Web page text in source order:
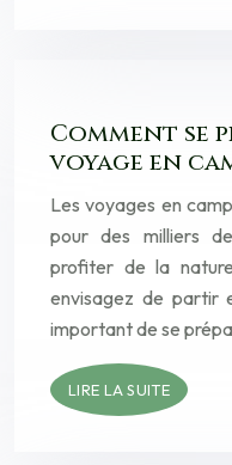
Comment se
voyage en
Les voyages en
pour des milliers
profiter de la
envisagez de partir
important de se
LIRE LA SUITE